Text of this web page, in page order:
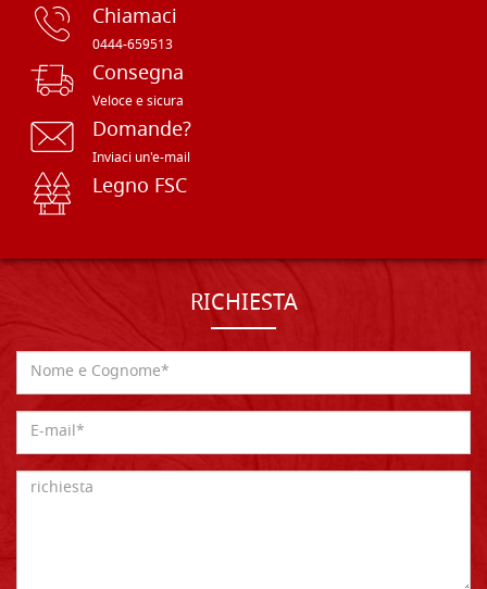
Chiamaci
0444-659513
Consegna
Veloce e sicura
Domande?
Inviaci un'e-mail
Legno FSC
RICHIESTA